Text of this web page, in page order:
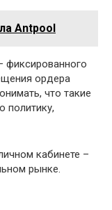
Antpool
фиксированного
ордера
что такие
политику,
кабинете –
рынке.